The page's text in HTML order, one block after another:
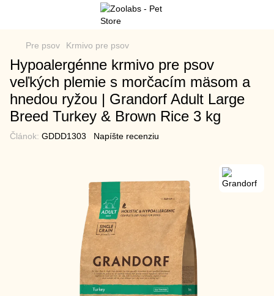
Pre psov Krmivo pre psov
Hypoalergénne krmivo pre psov
veľkých plemie s morčacím mäsom a
hnedou ryžou | Grandorf Adult Large
Breed Turkey & Brown Rice 3 kg
Článok: GDDD1303 Napíšte recenziu